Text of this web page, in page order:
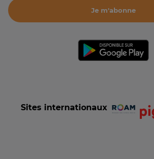
Je m'abonne
Sites internationaux